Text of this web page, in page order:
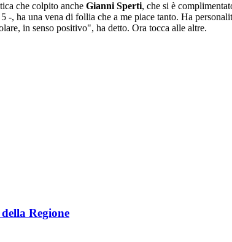
che colpito anche Gianni Sperti, che si è
, ha una vena di follia che a me piace tanto. Ha
in senso positivo", ha detto. Ora tocca alle altre.
Regione